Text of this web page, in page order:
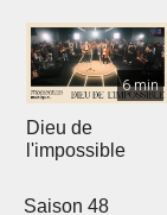
6 min
Dieu de
l'impossible
Saison 48